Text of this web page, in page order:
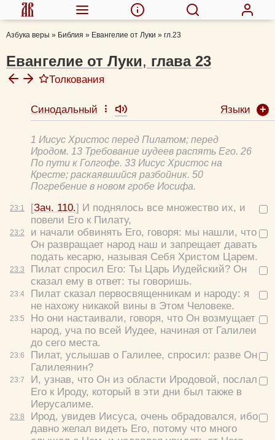
Азбука веры » Библия » Евангелие от Луки » гл.23
Евангелие от Луки, глава 23
Толкования
Феофилакт Болгарский, блж.
Михаил (Лузин), еп.
Иоанн Бухарев, прот.
Евфимий Зигабен
23:1
23:2
23:3
23:4
23:5
23:6
23:7
23:8
Синодальный Языки
1 Иисус Христос перед Пилатом; перед
Иродом. 13 Требование иудеев распять Его. 26
По пути к Голгофе. 33 Иисус Христос на
Кресте; раскаявшийся разбойник. 50
Погребение в новом гробе Иосифа.
[Зач. 110.] И поднялось все множество их, и
повели Его к Пилату,
и начали обвинять Его, говоря: мы нашли, что
Он развращает народ наш и запрещает давать
подать кесарю, называя Себя Христом Царем.
Пилат спросил Его: Ты Царь Иудейский? Он
сказал ему в ответ: ты говоришь.
Пилат сказал первосвященникам и народу: я
не нахожу никакой вины в Этом Человеке.
Но они настаивали, говоря, что Он возмущает
народ, уча по всей Иудее, начиная от Галилеи
до сего места.
Пилат, услышав о Галилее, спросил: разве Он
Галилеянин?
И, узнав, что Он из области Иродовой, послал
Его к Ироду, который в эти дни был также в
Иерусалиме.
Ирод, увидев Иисуса, очень обрадовался, ибо
давно желал видеть Его, потому что много